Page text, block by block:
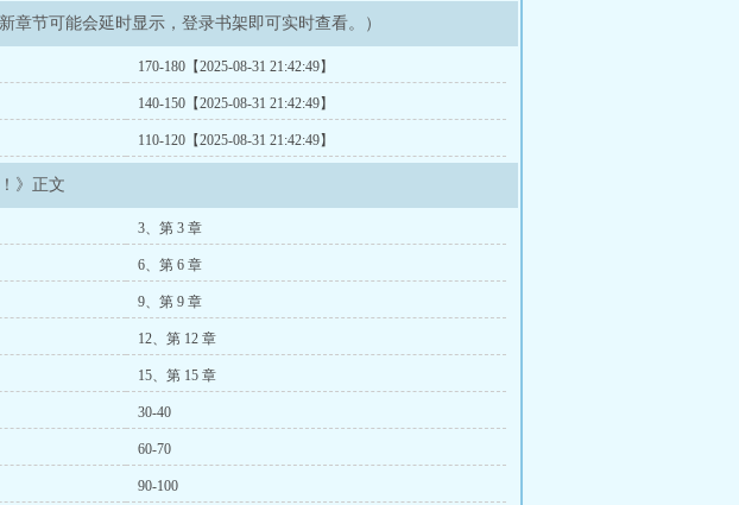
章节可能会延时显示，登录书架即可实时查看。）
170-180【2025-08-31 21:42:49】
140-150【2025-08-31 21:42:49】
110-120【2025-08-31 21:42:49】
》正文
3、第 3 章
6、第 6 章
9、第 9 章
12、第 12 章
15、第 15 章
30-40
60-70
90-100